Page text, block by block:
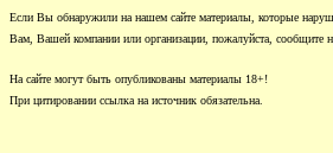
Если Вы обнаружили на нашем сайте материалы, которые
Вам, Вашей компании или организации, пожалуйста, сообщите
На сайте могут быть опубликованы материалы 18+!
При цитировании ссылка на источник обязательна.